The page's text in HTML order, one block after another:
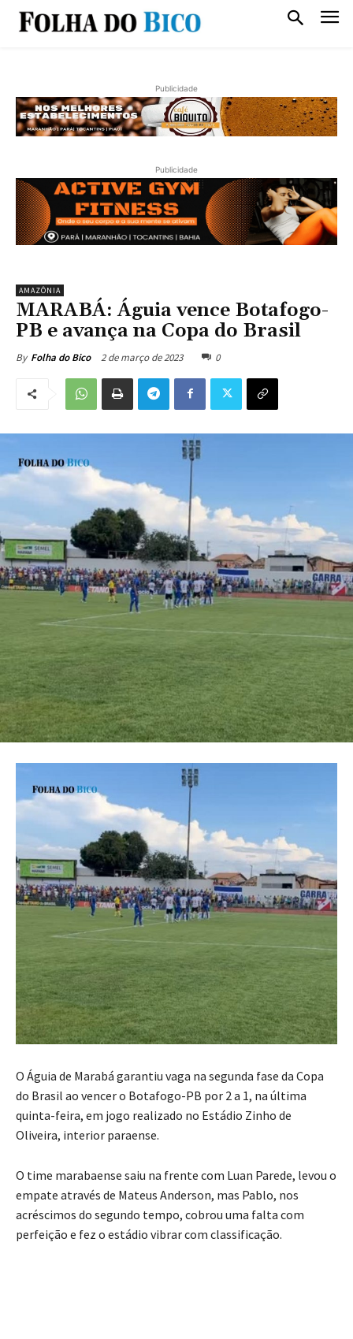
Publicidade
Publicidade
AMAZÔNIA
MARABÁ: Águia vence Botafogo-
PB e avança na Copa do Brasil
By Folha do Bico 2 de março de 2023 0
O Águia de Marabá garantiu vaga na segunda fase da Copa
do Brasil ao vencer o Botafogo-PB por 2 a 1, na última
quinta-feira, em jogo realizado no Estádio Zinho de
Oliveira, interior paraense.
O time marabaense saiu na frente com Luan Parede, levou o
empate através de Mateus Anderson, mas Pablo, nos
acréscimos do segundo tempo, cobrou uma falta com
perfeição e fez o estádio vibrar com classificação.